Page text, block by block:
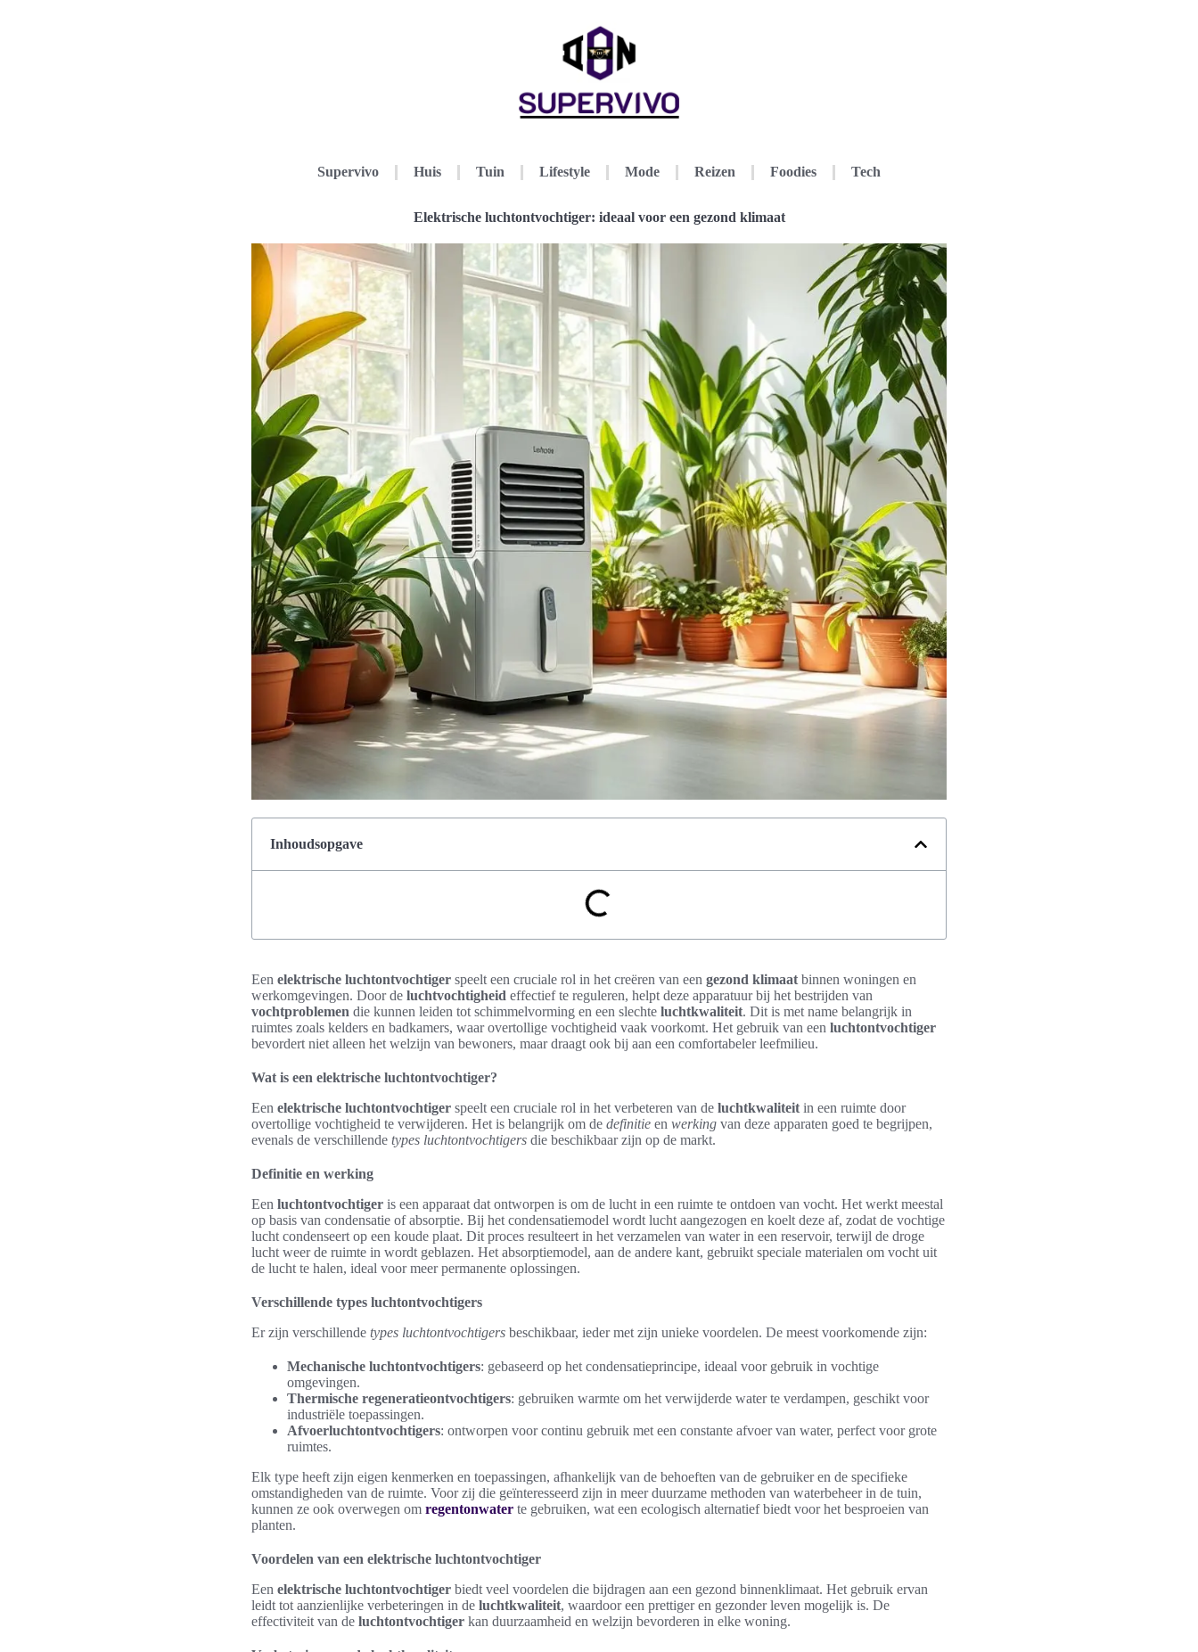
Supervivo Huis Tuin Lifestyle Mode Reizen Foodies Tech
Elektrische luchtontvochtiger: ideaal voor een gezond klimaat
Inhoudsopgave
Een elektrische luchtontvochtiger speelt een cruciale rol in het creëren van een gezond klimaat binnen woningen en
werkomgevingen. Door de luchtvochtigheid effectief te reguleren, helpt deze apparatuur bij het bestrijden van
vochtproblemen die kunnen leiden tot schimmelvorming en een slechte luchtkwaliteit. Dit is met name belangrijk in
ruimtes zoals kelders en badkamers, waar overtollige vochtigheid vaak voorkomt. Het gebruik van een luchtontvochtiger
bevordert niet alleen het welzijn van bewoners, maar draagt ook bij aan een comfortabeler leefmilieu.
Wat is een elektrische luchtontvochtiger?
Een elektrische luchtontvochtiger speelt een cruciale rol in het verbeteren van de luchtkwaliteit in een ruimte door
overtollige vochtigheid te verwijderen. Het is belangrijk om de definitie en werking van deze apparaten goed te begrijpen,
evenals de verschillende types luchtontvochtigers die beschikbaar zijn op de markt.
Definitie en werking
Een luchtontvochtiger is een apparaat dat ontworpen is om de lucht in een ruimte te ontdoen van vocht. Het werkt meestal
op basis van condensatie of absorptie. Bij het condensatiemodel wordt lucht aangezogen en koelt deze af, zodat de vochtige
lucht condenseert op een koude plaat. Dit proces resulteert in het verzamelen van water in een reservoir, terwijl de droge
lucht weer de ruimte in wordt geblazen. Het absorptiemodel, aan de andere kant, gebruikt speciale materialen om vocht uit
de lucht te halen, ideal voor meer permanente oplossingen.
Verschillende types luchtontvochtigers
Er zijn verschillende types luchtontvochtigers beschikbaar, ieder met zijn unieke voordelen. De meest voorkomende zijn:
Mechanische luchtontvochtigers: gebaseerd op het condensatieprincipe, ideaal voor gebruik in vochtige
omgevingen.
Thermische regeneratieontvochtigers: gebruiken warmte om het verwijderde water te verdampen, geschikt voor
industriële toepassingen.
Afvoerluchtontvochtigers: ontworpen voor continu gebruik met een constante afvoer van water, perfect voor grote
ruimtes.
Elk type heeft zijn eigen kenmerken en toepassingen, afhankelijk van de behoeften van de gebruiker en de specifieke
omstandigheden van de ruimte. Voor zij die geïnteresseerd zijn in meer duurzame methoden van waterbeheer in de tuin,
kunnen ze ook overwegen om regentonwater te gebruiken, wat een ecologisch alternatief biedt voor het besproeien van
planten.
Voordelen van een elektrische luchtontvochtiger
Een elektrische luchtontvochtiger biedt veel voordelen die bijdragen aan een gezond binnenklimaat. Het gebruik ervan
leidt tot aanzienlijke verbeteringen in de luchtkwaliteit, waardoor een prettiger en gezonder leven mogelijk is. De
effectiviteit van de luchtontvochtiger kan duurzaamheid en welzijn bevorderen in elke woning.